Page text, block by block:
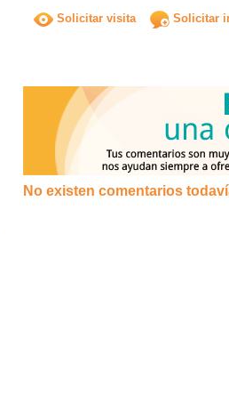
Solicitar visita Solicitar
No existen comentarios